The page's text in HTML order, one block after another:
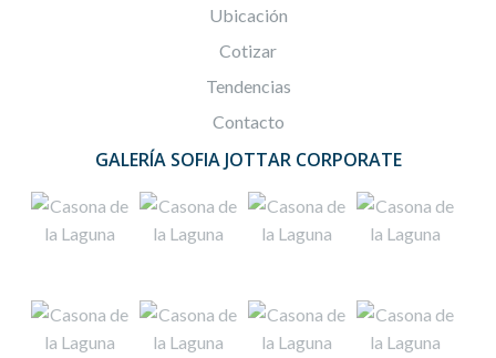
Ubicación
Cotizar
Tendencias
Contacto
GALERÍA SOFIA JOTTAR CORPORATE